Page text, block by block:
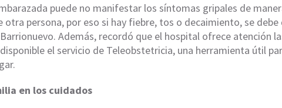
puede no manifestar los síntomas gripales de
otra persona, por eso si hay fiebre, tos o decaimiento, se
Además, recordó que el hospital ofrece atención
el servicio de Teleobstetricia, una herramienta útil
en los cuidados